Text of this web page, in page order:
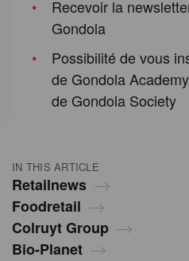
IN THIS ARTICLE
Retailnews
Foodretail
Colruyt Group
Bio-Planet
Recevoir la
Gondola
Possibilité de vous
de Gondola
de Gondola Society